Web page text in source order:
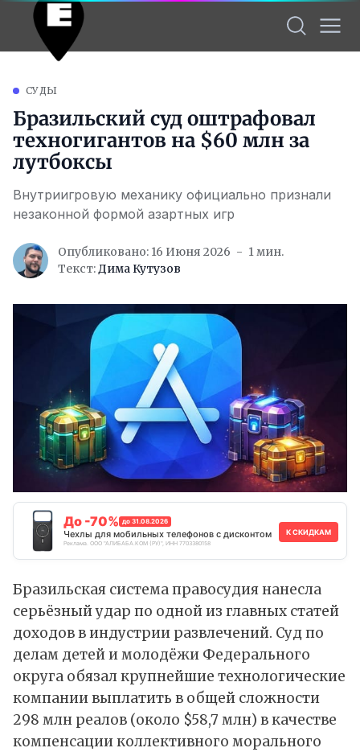
СУДЫ
Бразильский суд оштрафовал
техногигантов на $60 млн за
лутбоксы
Внутриигровую механику официально признали
незаконной формой азартных игр
Опубликовано: 16 Июня 2026
1 мин.
Текст:Дима Кутузов
До -70% до 31.08.2026
Чехлы для мобильных телефонов с дисконтом
Реклама. ООО "АЛИБАБА.КОМ (РУ)", ИНН 7703380158
К СКИДКАМ
Бразильская система правосудия нанесла
серьёзный удар по одной из главных статей
доходов в индустрии развлечений. Суд по
делам детей и молодёжи Федерального
округа обязал крупнейшие технологические
компании выплатить в общей сложности
298 млн реалов (около $58,7 млн) в качестве
компенсации коллективного морального